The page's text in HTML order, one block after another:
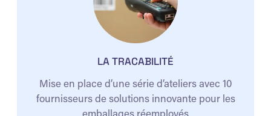
LA TRACABILITÉ
Mise en place d’une série d’ateliers avec 10
fournisseurs de solutions innovante pour les
emballages réemployés